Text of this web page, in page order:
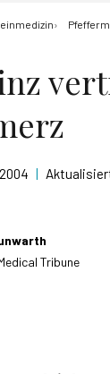
|
Tribune